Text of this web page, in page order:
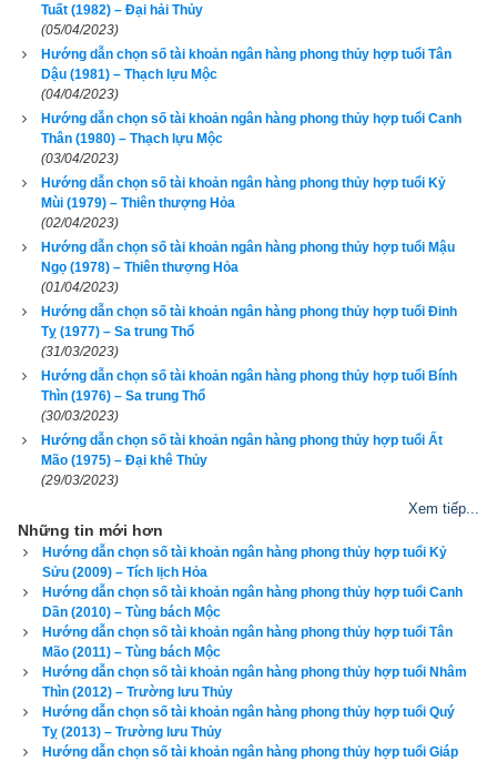
Mậu Tý ( 戊子 ) là kết hợp thứ 25 trong hệ thống đánh số
Chi của người Á Đông. Nó được kết hợp từ Thiên can Mậu
(Số thứ tự 5 - Dương Thổ) và
Thủy).
Tuổi Mậu Tý
CON CHÓ SÓI, Vận số
nhà kho).
Theo bảng tra mệnh cung phi bát trạch
nam có mệnh Số 9 –
Cửu Tử – Cung phi là cung Ly thuộc
nhóm Đông Tứ Trạch (Đông Tứ Mệnh) nên chọn vợ có cung
mệnh Khảm (Số 1), Chấn (số 3), Tốn (số 4), Ly (Số 9) và các
hướng tốt là Chính Bắc, Chính Đông, Chính Nam, Đông Nam.
Tránh chọn vợ thuộc nhóm Tây Tứ Trạch có cung mệnh Khôn
(Số 2), Càn (Số 6), Đoài (số 7), Cấn (số 8) và các hướng xấu
là Đông Bắc, Chính Tây, Tây Bắc, Tây Nam.
Xem chi tiết luận tính cách, bảng cửu cung phi tinh, hướng tốt
xấu, Bảng phối cung phi vợ chồng của mệnh Số 9 – Cửu Tử –
bát trạch cung Ly qua bài viết sau: “Luận giải phong thủy
người có mệnh bát trạch cung Ly - Cửu Tử (Số 9)
Tuất (1982) – Đại hải Thủy
(05/04/2023)
Hướng dẫn chọn số tài khoản ngân hàng phong thủy hợp tuổi Tân
Dậu (1981) – Thạch lựu Mộc
(04/04/2023)
Hướng dẫn chọn số tài khoản ngân hàng phong thủy hợp tuổi Canh
Thân (1980) – Thạch lựu Mộc
(03/04/2023)
Hướng dẫn chọn số tài khoản ngân hàng phong thủy hợp tuổi Kỷ
Mùi (1979) – Thiên thượng Hỏa
(02/04/2023)
Hướng dẫn chọn số tài khoản ngân hàng phong thủy hợp tuổi Mậu
Ngọ (1978) – Thiên thượng Hỏa
(01/04/2023)
Hướng dẫn chọn số tài khoản ngân hàng phong thủy hợp tuổi Đinh
Tỵ (1977) – Sa trung Thổ
(31/03/2023)
Hướng dẫn chọn số tài khoản ngân hàng phong thủy hợp tuổi Bính
Thìn (1976) – Sa trung Thổ
(30/03/2023)
Hướng dẫn chọn số tài khoản ngân hàng phong thủy hợp tuổi Ất
Mão (1975) – Đại khê Thủy
(29/03/2023)
Xem tiếp...
Những tin mới hơn
Hướng dẫn chọn số tài khoản ngân hàng phong thủy hợp tuổi Kỷ
Sửu (2009) – Tích lịch Hỏa
Hướng dẫn chọn số tài khoản ngân hàng phong thủy hợp tuổi Canh
Dần (2010) – Tùng bách Mộc
Hướng dẫn chọn số tài khoản ngân hàng phong thủy hợp tuổi Tân
Mão (2011) – Tùng bách Mộc
Hướng dẫn chọn số tài khoản ngân hàng phong thủy hợp tuổi Nhâm
Thìn (2012) – Trường lưu Thủy
Hướng dẫn chọn số tài khoản ngân hàng phong thủy hợp tuổi Quý
Tỵ (2013) – Trường lưu Thủy
Hướng dẫn chọn số tài khoản ngân hàng phong thủy hợp tuổi Giáp